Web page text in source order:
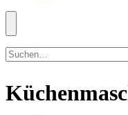
Menü
nach: